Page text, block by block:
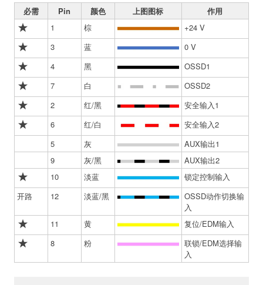
必需 Pin 颜色 上图图标
作用
1
棕
+24 V
3
蓝
0 V
4
黑
OSSD1
7
白
OSSD2
2
红/黑
安全输入1
6
红/白
安全输入2
5
灰
AUX输出1
9
灰/黑
AUX输出2
10
淡蓝
锁定控制输入
开路
12 淡蓝/黑
OSSD动作切换输
入
11
黄
复位/EDM输入
8
粉
联锁/EDM选择输
入